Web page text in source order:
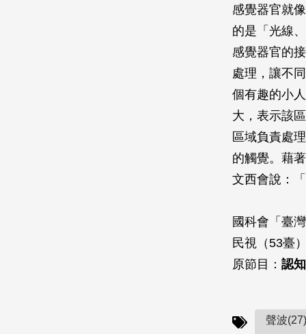
感覺器官就
的是「光線
感覺器官的
處理，讓不
個有趣的小
大，表示該
區域負責處
的觸覺。藉
文西會說：
國科會「臺
民視（53臺
原節目： 認
聲波(27)